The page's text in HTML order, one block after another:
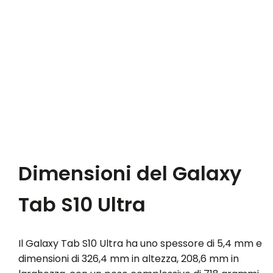
Dimensioni del Galaxy
Tab S10 Ultra
Il Galaxy Tab S10 Ultra ha uno spessore di 5,4 mm e
dimensioni di 326,4 mm in altezza, 208,6 mm in